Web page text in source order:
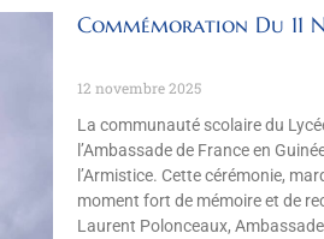
Commémoration Du 11
12 novembre 2025
La communauté scolaire du
l’Ambassade de France en
l’Armistice. Cette cérémonie,
moment fort de mémoire et de
Laurent Polonceaux,